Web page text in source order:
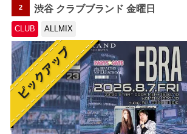
2 渋谷 クラブブランド 金曜日
CLUB ALLMIX